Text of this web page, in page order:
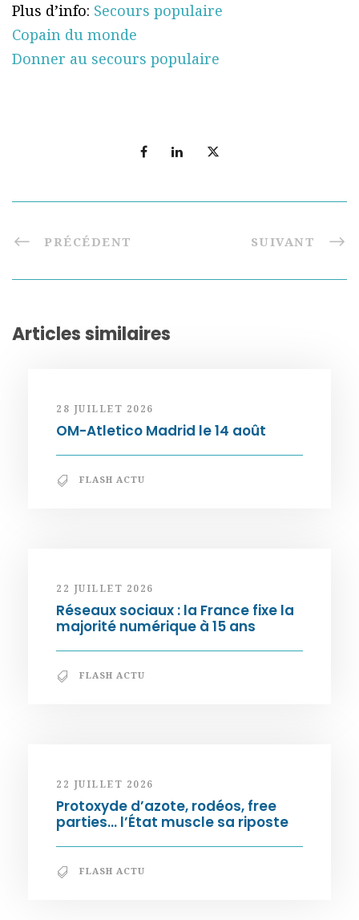
Plus d’info: Secours populaire
Copain du monde
Donner au secours populaire
PRÉCÉDENT SUIVANT
Articles similaires
28 JUILLET 2026
OM-Atletico Madrid le 14 août
FLASH ACTU
22 JUILLET 2026
Réseaux sociaux : la France fixe la
majorité numérique à 15 ans
FLASH ACTU
22 JUILLET 2026
Protoxyde d’azote, rodéos, free
parties… l’État muscle sa riposte
FLASH ACTU